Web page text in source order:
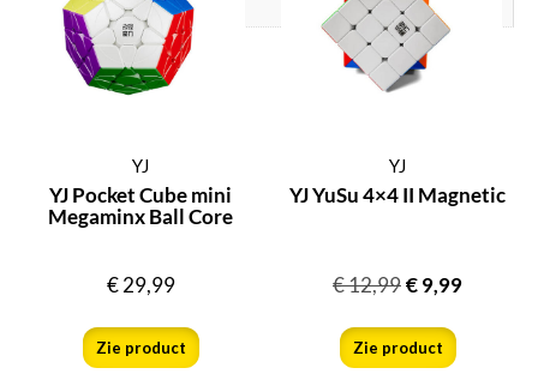
YJ
YJ Pocket Cube mini
Megaminx Ball Core
€29,99
Zie product
YJ
YJ YuSu 4×4 II Magnetic
€12,99€9,99
Zie product